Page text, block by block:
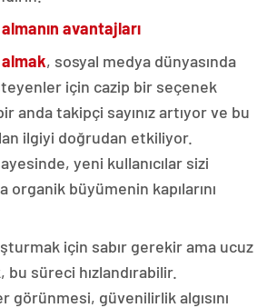
avantajları
, sosyal medya dünyasında
için cazip bir seçenek
anda takipçi sayınız artıyor ve bu
ilgiyi doğrudan etkiliyor.
yeni kullanıcılar sizi
organik büyümenin kapılarını
için sabır gerekir ama ucuz
süreci hızlandırabilir.
görünmesi, güvenilirlik algısını